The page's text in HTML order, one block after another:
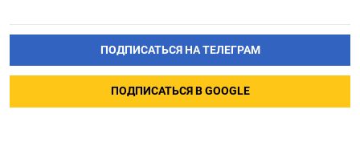
ПОДПИСАТЬСЯ НА ТЕЛЕГРАМ
ПОДПИСАТЬСЯ В GOOGLE